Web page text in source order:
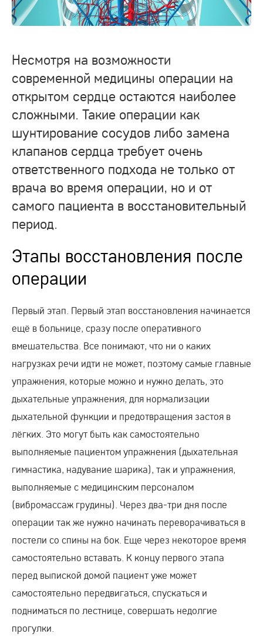
Несмотря на возможности
современной медицины операции на
открытом сердце остаются наиболее
сложными. Такие операции как
шунтирование сосудов либо замена
клапанов сердца требует очень
ответственного подхода не только от
врача во время операции, но и от
самого пациента в восстановительный
период.
Этапы восстановления после
операции
Первый этап. Первый этап восстановления начинается
ещё в больнице, сразу после оперативного
вмешательства. Все понимают, что ни о каких
нагрузках речи идти не может, поэтому самые главные
упражнения, которые можно и нужно делать, это
дыхательные упражнения, для нормализации
дыхательной функции и предотвращения застоя в
лёгких. Это могут быть как самостоятельно
выполняемые пациентом упражнения (дыхательная
гимнастика, надувание шарика), так и упражнения,
выполняемые с медицинским персоналом
(вибромассаж грудины). Через два-три дня после
операции так же нужно начинать переворачиваться в
постели со спины на бок. Еще через некоторое время
самостоятельно вставать. К концу первого этапа
перед выпиской домой пациент уже может
самостоятельно передвигаться, спускаться и
подниматься по лестнице, совершать недолгие
прогулки.